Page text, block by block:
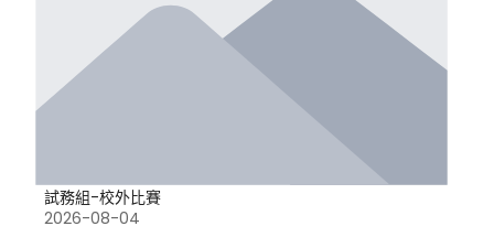
試務組-校外比賽
2026-08-04